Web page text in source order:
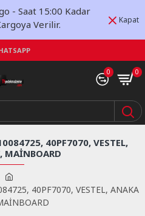
- Saat 15:00 Kadar
Verilir.
Kapat
0 0
40PF7070, VESTEL, ANAKA
40PF7070, VESTEL,
MAİNBOARD